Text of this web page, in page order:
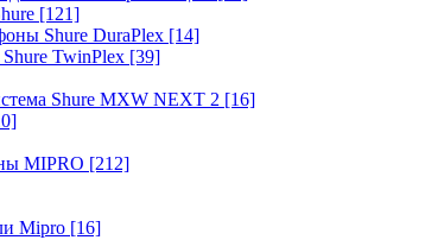
[121]
Shure DuraPlex [14]
TwinPlex [39]
Shure MXW NEXT 2 [16]
MIPRO [212]
Mipro [16]